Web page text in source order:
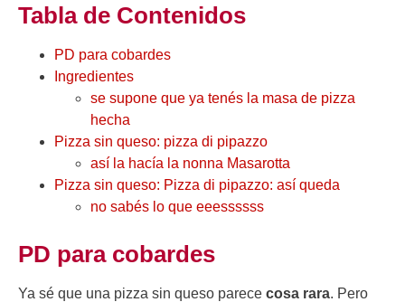
Tabla de Contenidos
PD para cobardes
Ingredientes
se supone que ya tenés la masa de pizza
hecha
Pizza sin queso: pizza di pipazzo
así la hacía la nonna Masarotta
Pizza sin queso: Pizza di pipazzo: así queda
no sabés lo que eeessssss
PD para cobardes
Ya sé que una pizza sin queso parece cosa rara. Pero